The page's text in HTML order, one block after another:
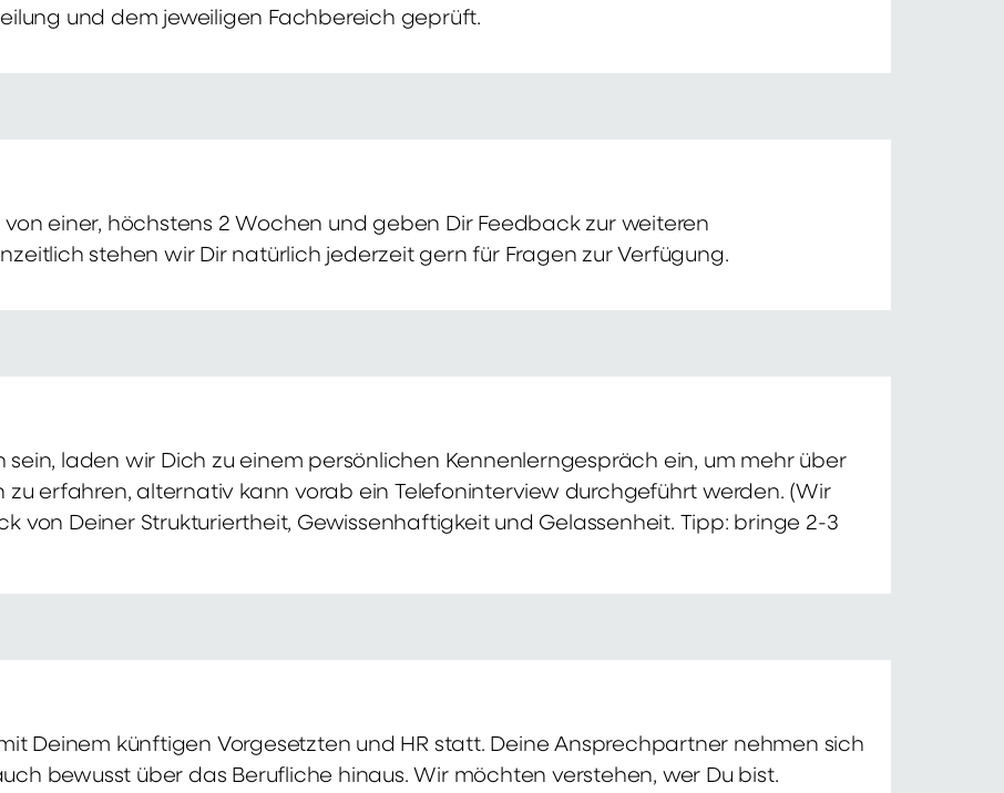
und dem jeweiligen Fachbereich geprüft.
einer, höchstens 2 Wochen und geben Dir Feedback zur weiteren
stehen wir Dir natürlich jederzeit gern für Fragen zur Verfügung.
sein, laden wir Dich zu einem persönlichen Kennenlerngespräch ein, um mehr über
zu erfahren, alternativ kann vorab ein Telefoninterview durchgeführt werden. (Wir
von Deiner Strukturiertheit, Gewissenhaftigkeit und Gelassenheit. Tipp: bringe 2-3
Deinem künftigen Vorgesetzten und HR statt. Deine Ansprechpartner nehmen sich
bewusst über das Berufliche hinaus. Wir möchten verstehen, wer Du bist.